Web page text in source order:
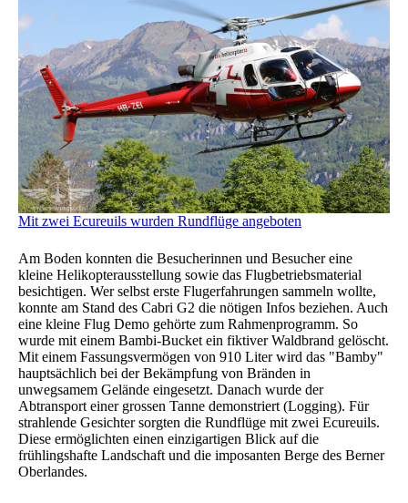
Mit zwei Ecureuils wurden Rundflüge angeboten
Am Boden konnten die Besucherinnen und Besucher eine
kleine Helikopterausstellung sowie das Flugbetriebsmaterial
besichtigen. Wer selbst erste Flugerfahrungen sammeln wollte,
konnte am Stand des Cabri G2 die nötigen Infos beziehen. Auch
eine kleine Flug Demo gehörte zum Rahmenprogramm. So
wurde mit einem Bambi-Bucket ein fiktiver Waldbrand gelöscht.
Mit einem Fassungsvermögen von 910 Liter wird das "Bamby"
hauptsächlich bei der Bekämpfung von Bränden in
unwegsamem Gelände eingesetzt. Danach wurde der
Abtransport einer grossen Tanne demonstriert (Logging). Für
strahlende Gesichter sorgten die Rundflüge mit zwei Ecureuils.
Diese ermöglichten einen einzigartigen Blick auf die
frühlingshafte Landschaft und die imposanten Berge des Berner
Oberlandes.